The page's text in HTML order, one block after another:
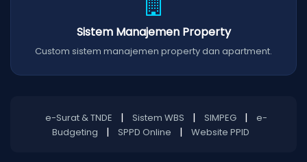
Sistem Manajemen Property
Custom sistem manajemen property dan apartment.
e-Surat & TNDE | Sistem WBS | SIMPEG |
e-
Budgeting
| SPPD Online | Website PPID